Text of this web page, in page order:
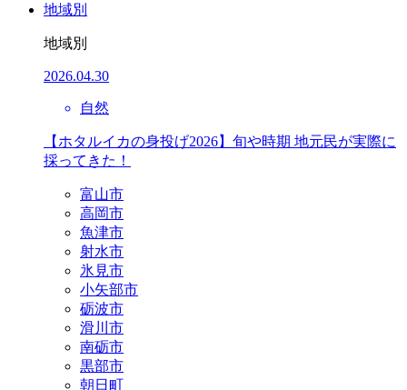
地域別
地域別
2026.04.30
自然
【ホタルイカの身投げ2026】旬や時期 地元民が実際に
採ってきた！
富山市
高岡市
魚津市
射水市
氷見市
小矢部市
砺波市
滑川市
南砺市
黒部市
朝日町